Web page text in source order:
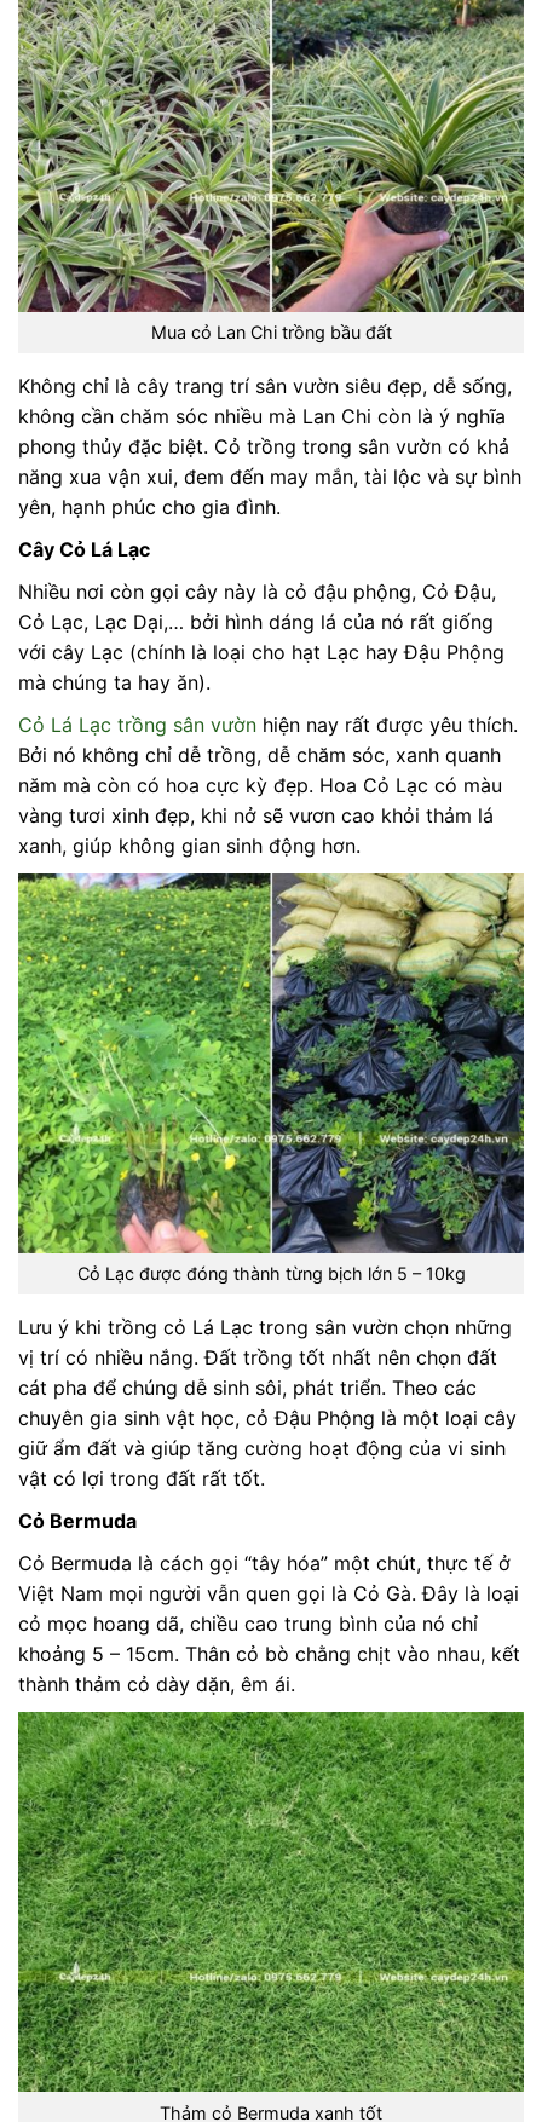
Mua cỏ Lan Chi trồng bầu đất
Không chỉ là cây trang trí sân vườn siêu đẹp, dễ sống,
không cần chăm sóc nhiều mà Lan Chi còn là ý nghĩa
phong thủy đặc biệt. Cỏ trồng trong sân vườn có khả
năng xua vận xui, đem đến may mắn, tài lộc và sự bình
yên, hạnh phúc cho gia đình.
Cây Cỏ Lá Lạc
Nhiều nơi còn gọi cây này là cỏ đậu phộng, Cỏ Đậu,
Cỏ Lạc, Lạc Dại,… bởi hình dáng lá của nó rất giống
với cây Lạc (chính là loại cho hạt Lạc hay Đậu Phộng
mà chúng ta hay ăn).
Cỏ Lá Lạc trồng sân vườn hiện nay rất được yêu thích.
Bởi nó không chỉ dễ trồng, dễ chăm sóc, xanh quanh
năm mà còn có hoa cực kỳ đẹp. Hoa Cỏ Lạc có màu
vàng tươi xinh đẹp, khi nở sẽ vươn cao khỏi thảm lá
xanh, giúp không gian sinh động hơn.
Cỏ Lạc được đóng thành từng bịch lớn 5 – 10kg
Lưu ý khi trồng cỏ Lá Lạc trong sân vườn chọn những
vị trí có nhiều nắng. Đất trồng tốt nhất nên chọn đất
cát pha để chúng dễ sinh sôi, phát triển. Theo các
chuyên gia sinh vật học, cỏ Đậu Phộng là một loại cây
giữ ẩm đất và giúp tăng cường hoạt động của vi sinh
vật có lợi trong đất rất tốt.
Cỏ Bermuda
Cỏ Bermuda là cách gọi “tây hóa” một chút, thực tế ở
Việt Nam mọi người vẫn quen gọi là Cỏ Gà. Đây là loại
cỏ mọc hoang dã, chiều cao trung bình của nó chỉ
khoảng 5 – 15cm. Thân cỏ bò chằng chịt vào nhau, kết
thành thảm cỏ dày dặn, êm ái.
Thảm cỏ Bermuda xanh tốt